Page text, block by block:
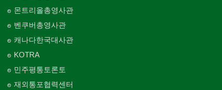
몬트리올총영사관
벤쿠버총영사관
캐나다한국대사관
KOTRA
민주평통토론토
재외통포협력센터